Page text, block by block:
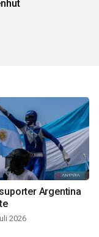
Argentina
2026